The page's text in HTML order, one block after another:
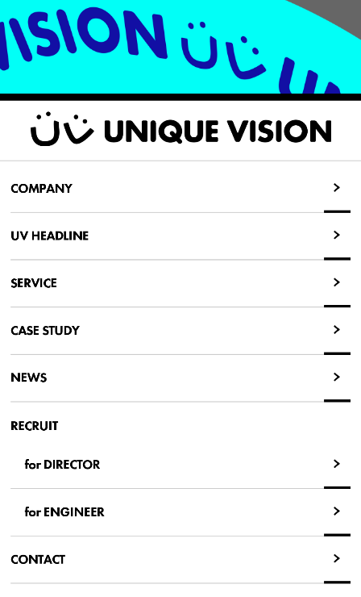
COMPANY
UV HEADLINE
SERVICE
CASE STUDY
NEWS
RECRUIT
for DIRECTOR
for ENGINEER
CONTACT